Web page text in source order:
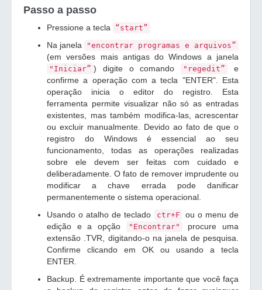
Passo a passo
Pressione a tecla “start”
Na janela "encontrar programas e arquivos”
(em versões mais antigas do Windows a janela
"Iniciar” ) digite o comando "regedit”
e
confirme a operação com a tecla "ENTER". Esta
operação inicia o editor do registro. Esta
ferramenta permite visualizar não só as entradas
existentes, mas também modifica-las, acrescentar
ou excluir manualmente. Devido ao fato de que o
registro do Windows é essencial ao seu
funcionamento, todas as operações realizadas
sobre ele devem ser feitas com cuidado e
deliberadamente. O fato de remover imprudente ou
modificar a chave errada pode danificar
permanentemente o sistema operacional.
Usando o atalho de teclado
ctr+F
ou o menu de
edição e a opção
"Encontrar"
procure uma
extensão .TVR, digitando-o na janela de pesquisa.
Confirme clicando em OK ou usando a tecla
ENTER.
Backup. É extremamente importante que você faça